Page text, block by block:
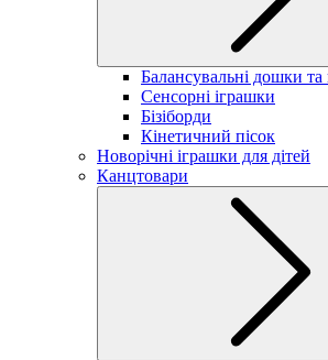
Балансувальні дошки
Сенсорні іграшки
Бізіборди
Кінетичний пісок
Новорічні іграшки для дітей
Канцтовари